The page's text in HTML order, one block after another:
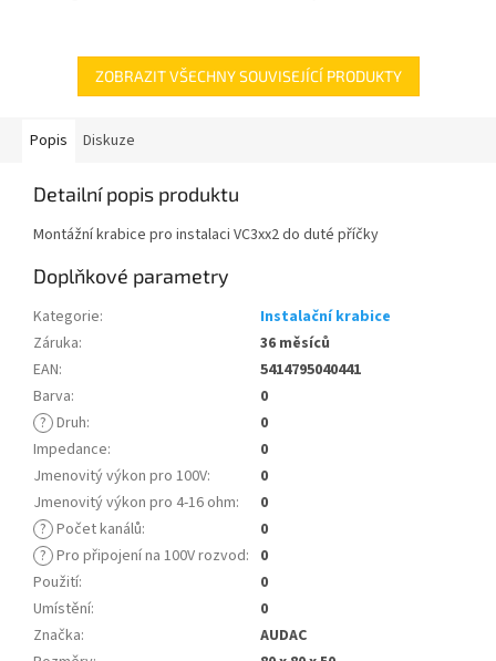
ZOBRAZIT VŠECHNY SOUVISEJÍCÍ PRODUKTY
Popis Diskuze
Detailní popis produktu
Montážní krabice pro instalaci VC3xx2 do duté příčky
Doplňkové parametry
Kategorie:
Instalační krabice
Záruka:
36 měsíců
EAN:
5414795040441
Barva:
0
? Druh:
0
Impedance:
0
Jmenovitý výkon pro 100V:
0
Jmenovitý výkon pro 4-16 ohm:
0
? Počet kanálů:
0
? Pro připojení na 100V rozvod: 0
Použití:
0
Umístění:
0
Značka:
AUDAC